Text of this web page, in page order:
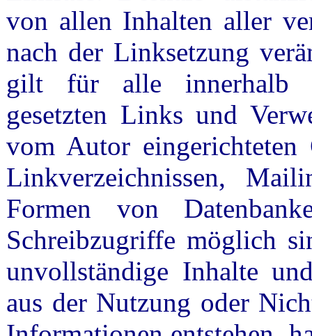
von allen Inhalten aller
nach der Linksetzung
gilt für alle innerhalb
gesetzten Links und
vom Autor eingerichteten
Linkverzeichnissen,
Formen von
Schreibzugriffe möglich
unvollständige Inhalte
aus der Nutzung oder